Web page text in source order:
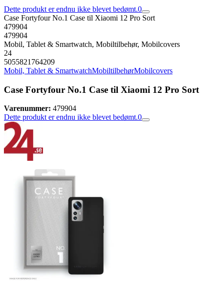
Dette produkt er endnu ikke blevet bedømt.0
Case Fortyfour No.1 Case til Xiaomi 12 Pro Sort
479904
479904
Mobil, Tablet & Smartwatch, Mobiltilbehør, Mobilcovers
24
5055821764209
Mobil, Tablet & SmartwatchMobiltilbehørMobilcovers
Case Fortyfour No.1 Case til Xiaomi 12 Pro Sort
Varenummer: 479904
Dette produkt er endnu ikke blevet bedømt.0